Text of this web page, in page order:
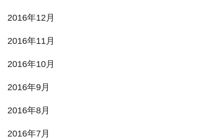
2016年12月
2016年11月
2016年10月
2016年9月
2016年8月
2016年7月